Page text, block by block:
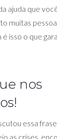
ajuda que
muitas
é isso o que
nos
essa
as crises,